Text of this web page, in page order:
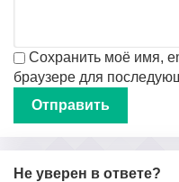
Сохранить моё имя,
браузере для
Не уверен в ответе?